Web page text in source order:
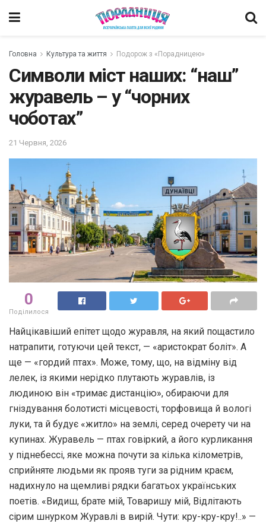
Головна Культура та життя Подорож з «Порадницею»
Символи міст наших: “наш”
журавель – у “чорних
чоботах”
21 Червня, 2026
0
Поділилося
Найцікавіший епітет щодо журавля, на який пощастило
натрапити, готуючи цей текст, — «аристократ боліт». А
ще — «гордий птах». Може, тому, що, на відміну від
лелек, із якими нерідко плутають журавлів, із
людиною він «тримає дистанцію», обираючи для
гніздування болотисті місцевості, торфовища й вологі
луки, та й будує «житло» на землі, серед очерету чи на
купинах. Журавель — птах говіркий, а його курликання
у піднебессі, яке можна почути за кілька кілометрів,
сприйняте людьми як прояв туги за рідним краєм,
надихнуло на щемливі рядки багатьох українських
поетів. «Видиш, брате мій, Товаришу мій, Відлітають
сірим шнурком Журавлі в вирій. Чути: кру-кру-кру!..» —